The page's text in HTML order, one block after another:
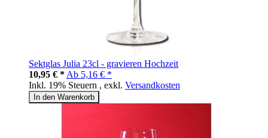
Sektglas Julia 23cl - gravieren Hochzeit
10,95 € * Ab 5,16 € *
Inkl. 19% Steuern , exkl. Versandkosten
In den Warenkorb